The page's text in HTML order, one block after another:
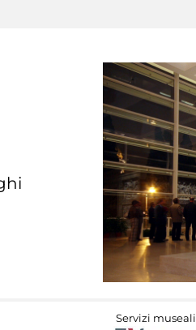
Servizi museali